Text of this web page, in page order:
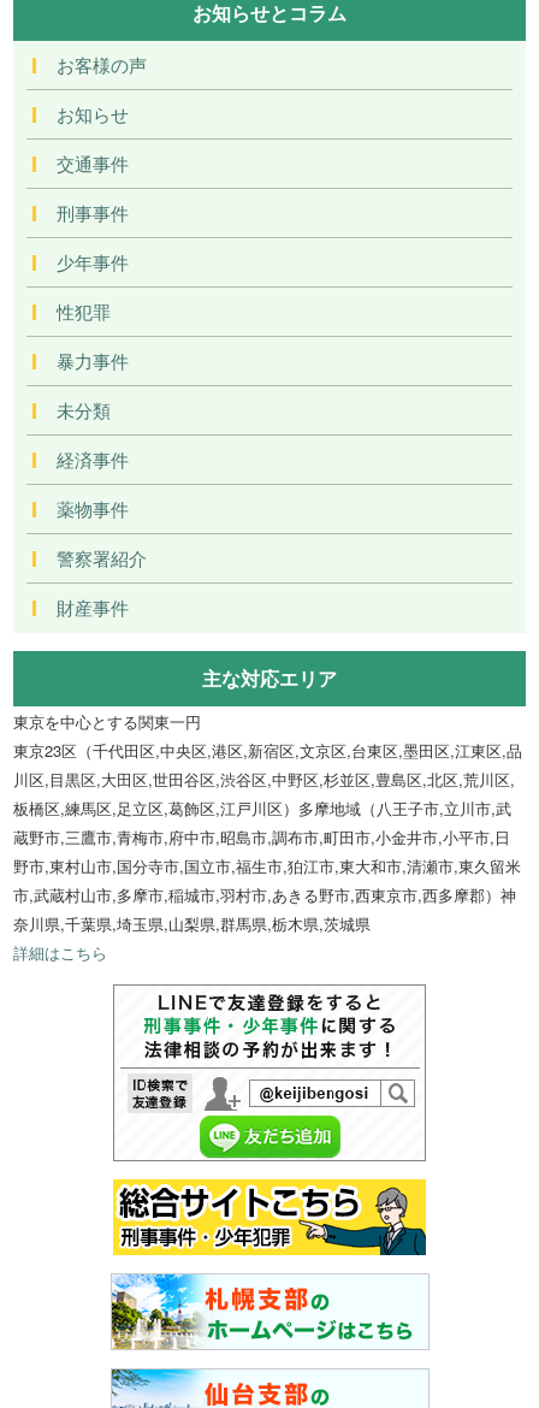
お知らせとコラム
お客様の声
お知らせ
交通事件
刑事事件
少年事件
性犯罪
暴力事件
未分類
経済事件
薬物事件
警察署紹介
財産事件
主な対応エリア
東京を中心とする関東一円
東京23区（千代田区,中央区,港区,新宿区,文京区,台東区,墨田区,江東区,品
川区,目黒区,大田区,世田谷区,渋谷区,中野区,杉並区,豊島区,北区,荒川区,
板橋区,練馬区,足立区,葛飾区,江戸川区）多摩地域（八王子市,立川市,武
蔵野市,三鷹市,青梅市,府中市,昭島市,調布市,町田市,小金井市,小平市,日
野市,東村山市,国分寺市,国立市,福生市,狛江市,東大和市,清瀬市,東久留米
市,武蔵村山市,多摩市,稲城市,羽村市,あきる野市,西東京市,西多摩郡）神
奈川県,千葉県,埼玉県,山梨県,群馬県,栃木県,茨城県
詳細はこちら